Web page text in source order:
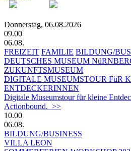
Donnerstag, 06.08.2026
09.00
06.08.
FREIZEIT FAMILIE BILDUNG/
DEUTSCHES MUSEUM
ZUKUNFTSMUSEUM
DIGITALE MUSEUMSTOUR FüR
ENTDECKERINNEN
Digitale Museumstour für kleine
Actionbound. >>
10.00
06.08.
BILDUNG/BUSINESS
VILLA LEON